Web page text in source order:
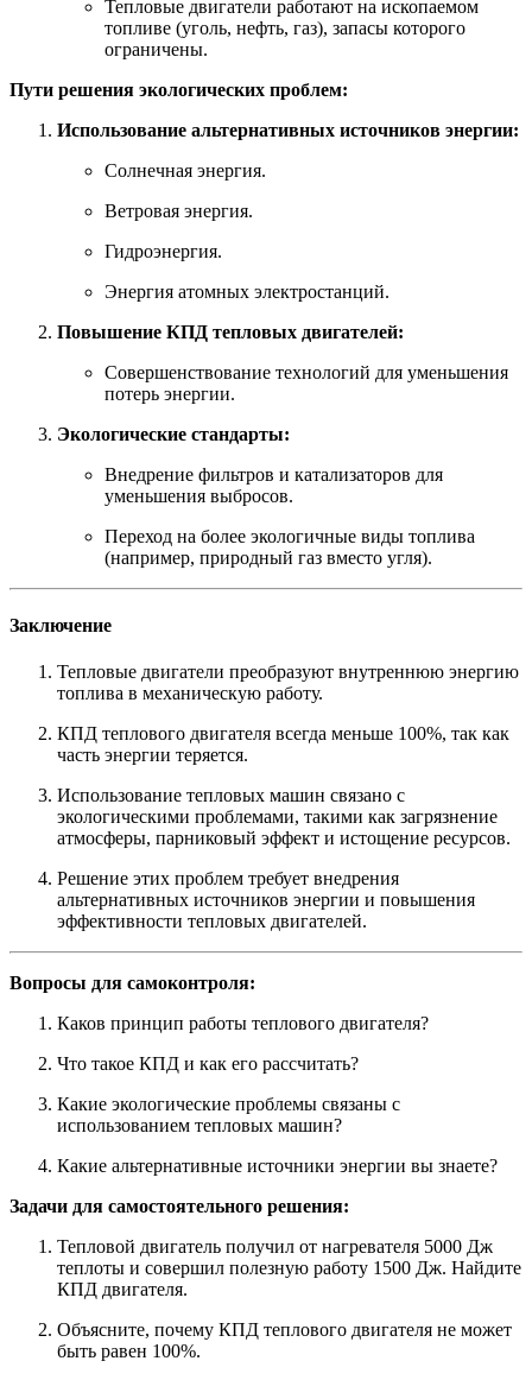
Тепловые двигатели работают на ископаемом
топливе (уголь, нефть, газ), запасы которого
ограничены.
Пути решения экологических проблем:
Использование альтернативных источников энергии:
Солнечная энергия.
Ветровая энергия.
Гидроэнергия.
Энергия атомных электростанций.
Повышение КПД тепловых двигателей:
Совершенствование технологий для уменьшения
потерь энергии.
Экологические стандарты:
Внедрение фильтров и катализаторов для
уменьшения выбросов.
Переход на более экологичные виды топлива
(например, природный газ вместо угля).
Заключение
Тепловые двигатели преобразуют внутреннюю энергию
топлива в механическую работу.
КПД теплового двигателя всегда меньше 100%, так как
часть энергии теряется.
Использование тепловых машин связано с
экологическими проблемами, такими как загрязнение
атмосферы, парниковый эффект и истощение ресурсов.
Решение этих проблем требует внедрения
альтернативных источников энергии и повышения
эффективности тепловых двигателей.
Вопросы для самоконтроля:
Каков принцип работы теплового двигателя?
Что такое КПД и как его рассчитать?
Какие экологические проблемы связаны с
использованием тепловых машин?
Какие альтернативные источники энергии вы знаете?
Задачи для самостоятельного решения:
Тепловой двигатель получил от нагревателя 5000 Дж
теплоты и совершил полезную работу 1500 Дж. Найдите
КПД двигателя.
Объясните, почему КПД теплового двигателя не может
быть равен 100%.